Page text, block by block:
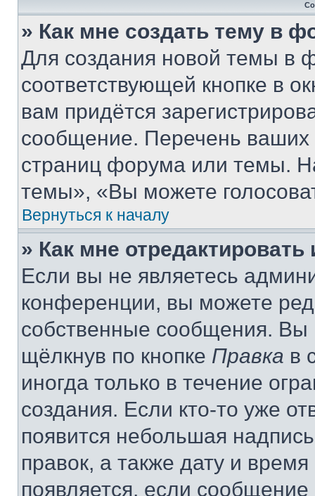
» Как мне создать тему в
Для создания новой темы в
соответствующей кнопке в
вам придётся
сообщение. Перечень ваших
страниц форума или темы.
темы», «Вы можете
Вернуться к началу
» Как мне
Если вы не являетесь
конференции, вы можете
собственные сообщения. Вы
щёлкнув по кнопке Правка в
иногда только в течение
создания. Если кто-то уже
появится небольшая
правок, а также дату и
появляется, если